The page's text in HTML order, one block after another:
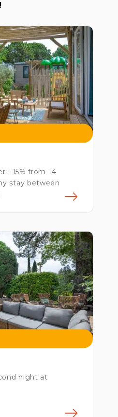
-15% from 14
stay between
night at